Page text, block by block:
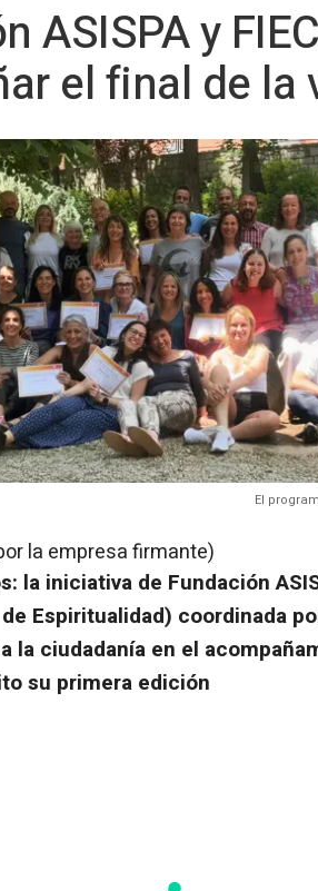
ASISPA y
el final de la
El
la empresa firmante)
la iniciativa de Fundación
Espiritualidad) coordinada
la ciudadanía en el
su primera edición